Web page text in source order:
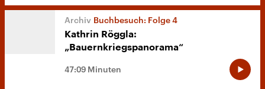
Buchbesuch: Folge 4
Kathrin Röggla:
„Bauernkriegspanorama“
47:09 Minuten